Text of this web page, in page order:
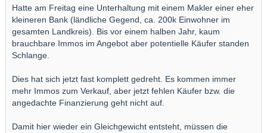
Hatte am Freitag eine Unterhaltung mit einem Makler einer eher
kleineren Bank (ländliche Gegend, ca. 200k Einwohner im
gesamten Landkreis). Bis vor einem halben Jahr, kaum
brauchbare Immos im Angebot aber potentielle Käufer standen
Schlange.
Dies hat sich jetzt fast komplett gedreht. Es kommen immer
mehr Immos zum Verkauf, aber jetzt fehlen Käufer bzw. die
angedachte Finanzierung geht nicht auf.
Damit hier wieder ein Gleichgewicht entsteht, müssen die